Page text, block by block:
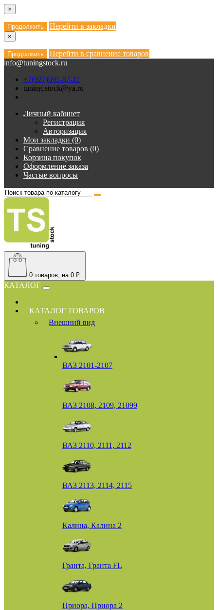
×
Продолжить Перейти в закладки
×
Продолжить
Перейти в сравнение товаров
info@tuningstock.ru
+7(927)691-87-11
tuning.stock@ya.ru
Личный кабинет
Регистрация
Авторизация
Мои закладки (0)
Сравнение товаров (0)
Корзина покупок
Оформление заказа
Частые вопросы
0 товаров, на 0 ₽
КАТАЛОГ
КАТАЛОГ ТОВАРОВ
Внешний вид
ВАЗ 2101-2107
ВАЗ 2108, 2109, 21099
ВАЗ 2110, 2111, 2112
ВАЗ 2113, 2114, 2115
Калина, Калина 2
Гранта, Гранта FL
Приора, Приора 2